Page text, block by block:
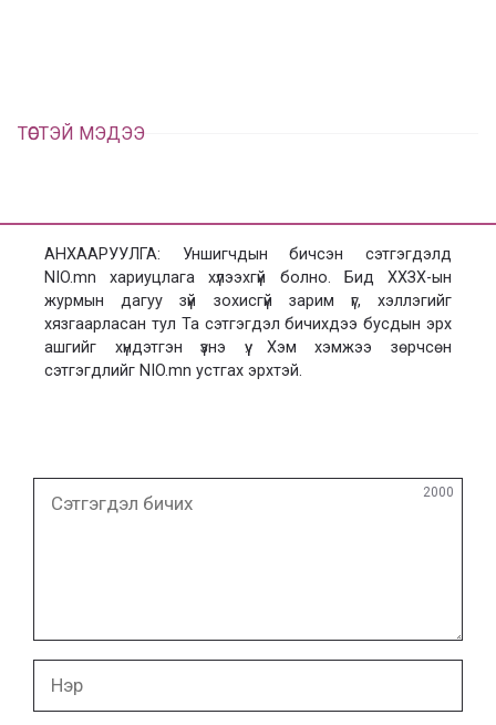
ТӨСТЭЙ МЭДЭЭ
АНХААРУУЛГА: Уншигчдын бичсэн сэтгэгдэлд
NIO.mn хариуцлага хүлээхгүй болно. Бид ХХЗХ-ын
журмын дагуу зүй зохисгүй зарим үг, хэллэгийг
хязгаарласан тул Та сэтгэгдэл бичихдээ бусдын эрх
ашгийг хүндэтгэн үзнэ үү. Хэм хэмжээ зөрчсөн
сэтгэгдлийг NIO.mn устгах эрхтэй.
бичих
2000